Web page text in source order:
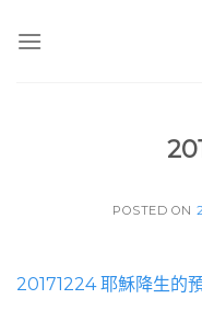
POSTED ON
20171224 耶穌降生的